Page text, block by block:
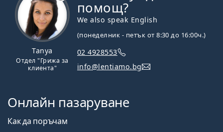
Tanya
Отдел "Грижа за
клиента"
помощ?
We also speak English
(понеделник - петък от 8:30 до 16:00ч.)
02 4928553
info@lentiamo.bg
Онлайн пазаруване
Как да поръчам